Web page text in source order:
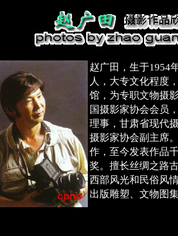
赵广田，生于1954
人，大专文化程度
馆，为专职文物摄
国摄影家协会会员
理事，甘肃省现代
摄影家协会副主席
作，至今发表作品
奖。擅长丝绸之路
西部风光和民俗风
出版雕塑、文物图